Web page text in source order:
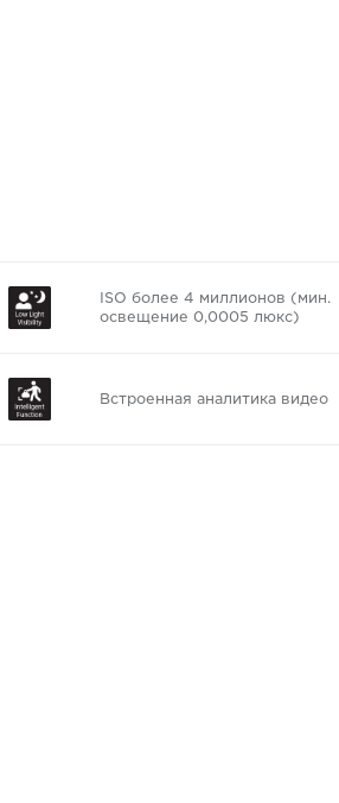
ISO более 4 миллионов (мин.
освещение 0,0005 люкс)
Встроенная аналитика видео